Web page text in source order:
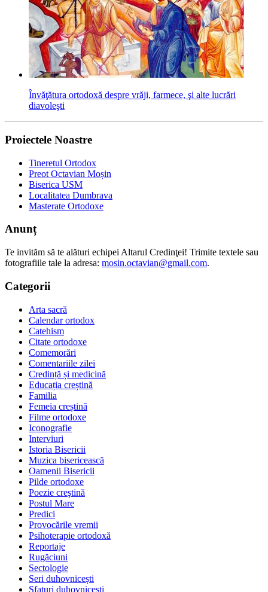
Învăţătura ortodoxă despre vrăji, farmece, şi alte lucrări
diavoleşti
Proiectele Noastre
Tineretul Ortodox
Preot Octavian Moșin
Biserica USM
Localitatea Dumbrava
Masterate Ortodoxe
Anunț
Te invităm să te alături echipei Altarul Credinţei! Trimite textele sau
fotografiile tale la adresa: mosin.octavian@gmail.com.
Categorii
Arta sacră
Calendar ortodox
Catehism
Citate ortodoxe
Comemorări
Comentariile zilei
Credință și medicină
Educația creștină
Familia
Femeia creștină
Filme ortodoxe
Iconografie
Interviuri
Istoria Bisericii
Muzica bisericească
Oamenii Bisericii
Pilde ortodoxe
Poezie creştină
Postul Mare
Predici
Provocările vremii
Psihoterapie ortodoxă
Reportaje
Rugăciuni
Sectologie
Seri duhovnicești
Sfaturi duhovnicești